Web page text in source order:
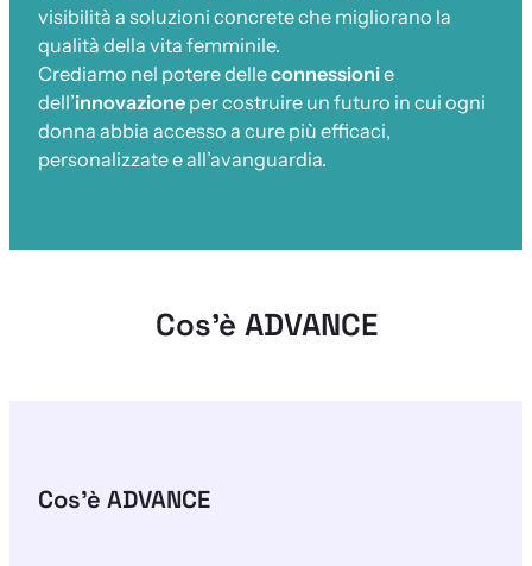
visibilità a soluzioni concrete che migliorano la
qualità della vita femminile.
Crediamo nel potere delleconnessionie
dell’innovazione per costruire un futuro in cui ogni
donna abbia accesso a cure più efficaci,
personalizzate e all’avanguardia.
Cos’è ADVANCE
Cos’è ADVANCE